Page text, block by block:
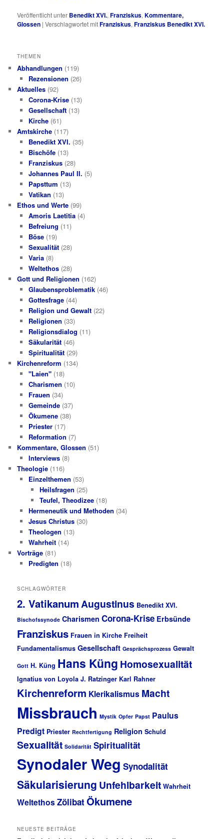
Veröffentlicht unter Benedikt XVI.,Franziskus,Kommentare,
Glossen |Verschlagwortet mitFranziskus,Franziskus Benedikt XVI.
THEMEN
Abhandlungen (119)
Rezensionen (26)
Aktuelles (92)
Corona-Krise(13)
Gesellschaft(13)
Kirche(61)
Amtskirche (117)
Benedikt XVI. (35)
Bischöfe(13)
Franziskus(28)
Johannes Paul II. (5)
Papsttum (13)
Vatikan (13)
Ethos und Werte (99)
Amoris Laetitia(4)
Befreiung (11)
Böse(19)
Sexualität(28)
Varia(8)
Weltethos(28)
Gott und Religionen (162)
Glaubensproblematik(46)
Gottesfrage(44)
Religion und Gewalt(22)
Religionen (33)
Religionsdialog (11)
Säkularität(46)
Spiritualität(29)
Kirchenreform (134)
"Laien"(18)
Charismen (10)
Frauen (34)
Gemeinde(37)
Ökumene(38)
Priester(17)
Reformation (7)
Kommentare, Glossen (51)
Interviews(8)
Theologie (116)
Einzelthemen (53)
Heilsfragen (25)
Teufel, Theodizee (18)
Hermeneutik und Methoden (34)
Jesus Christus(30)
Theologen (13)
Wahrheit(14)
Vorträge (81)
Predigten (18)
SCHLAGWÖRTER
2. VatikanumAugustinus Benedikt XVI.
Bischofssynode Charismen Corona-Krise Erbsünde
Franziskus Frauen in Kirche Freiheit
Fundamentalismus Gesellschaft Gesprächsprozess Gewalt
Gott H. Küng Hans Küng Homosexualität
Ignatius von Loyola J. Ratzinger Karl Rahner
Kirchenreform Klerikalismus Macht
Missbrauch Mystik Opfer Papst Paulus
Predigt Priester Rechtfertigung Religion Schuld
Sexualität Solidarität Spiritualität
Synodaler Weg Synodalität
Säkularisierung Unfehlbarkeit Wahrheit
WeltethosZölibatÖkumene
NEUESTE BEITRÄGE